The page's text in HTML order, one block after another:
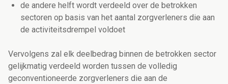
de andere helft wordt verdeeld over de betrokken
sectoren op basis van het aantal zorgverleners die aan
de activiteitsdrempel voldoet
Vervolgens zal elk deelbedrag binnen de betrokken sector
gelijkmatig verdeeld worden tussen de volledig
geconventioneerde zorgverleners die aan de